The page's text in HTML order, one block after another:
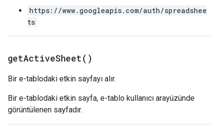
https://www.googleapis.com/auth/spreadshee
ts
getActiveSheet( )
Bir e-tablodaki etkin sayfayı alır.
Bir e-tablodaki etkin sayfa, e-tablo kullanıcı arayüzünde
görüntülenen sayfadır.